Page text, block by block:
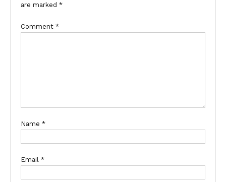
are marked *
Comment *
Name *
Email *